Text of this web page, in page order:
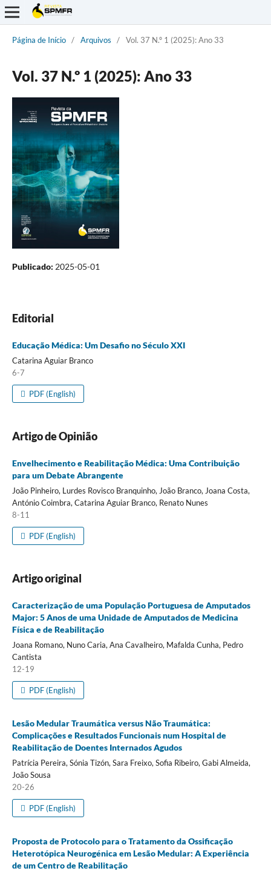
Página de Início / Arquivos / Vol. 37 N.º 1 (2025): Ano 33
Vol. 37 N.º 1 (2025): Ano 33
Publicado: 2025-05-01
Editorial
Educação Médica: Um Desafio no Século XXI
Catarina Aguiar Branco
6-7
PDF (English)
Artigo de Opinião
Envelhecimento e Reabilitação Médica: Uma Contribuição
para um Debate Abrangente
João Pinheiro, Lurdes Rovisco Branquinho, João Branco, Joana Costa,
António Coimbra, Catarina Aguiar Branco, Renato Nunes
8-11
PDF (English)
Artigo original
Caracterização de uma População Portuguesa de Amputados
Major: 5 Anos de uma Unidade de Amputados de Medicina
Física e de Reabilitação
Joana Romano, Nuno Caria, Ana Cavalheiro, Mafalda Cunha, Pedro
Cantista
12-19
PDF (English)
Lesão Medular Traumática versus Não Traumática:
Complicações e Resultados Funcionais num Hospital de
Reabilitação de Doentes Internados Agudos
Patrícia Pereira, Sónia Tizón, Sara Freixo, Sofia Ribeiro, Gabi Almeida,
João Sousa
20-26
PDF (English)
Proposta de Protocolo para o Tratamento da Ossificação
Heterotópica Neurogénica em Lesão Medular: A Experiência
de um Centro de Reabilitação